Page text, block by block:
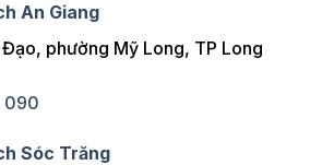
An Giang
phường Mỹ Long, TP Long
090
Sóc Trăng